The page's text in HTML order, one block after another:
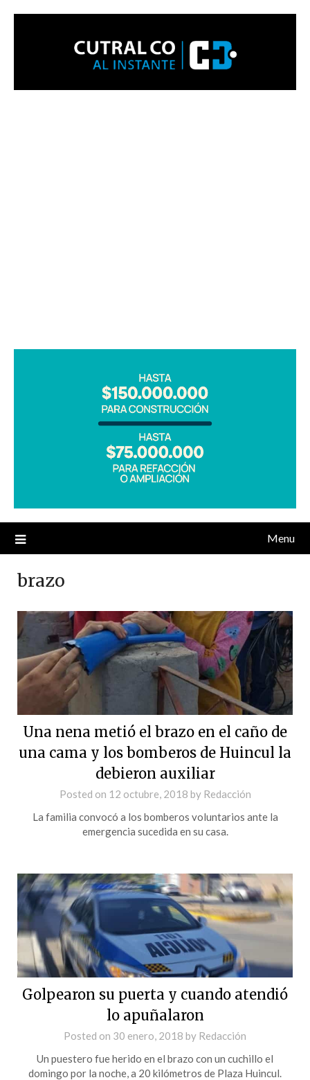
Menu
brazo
Una nena metió el brazo en el caño de
una cama y los bomberos de Huincul la
debieron auxiliar
Posted on 12 octubre, 2018 by Redacción
La familia convocó a los bomberos voluntarios ante la
emergencia sucedida en su casa.
Golpearon su puerta y cuando atendió
lo apuñalaron
Posted on 30 enero, 2018 by Redacción
Un puestero fue herido en el brazo con un cuchillo el
domingo por la noche, a 20 kilómetros de Plaza Huincul.